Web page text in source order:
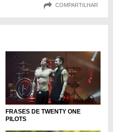
COMPARTILHAR
FRASES DE TWENTY ONE
PILOTS